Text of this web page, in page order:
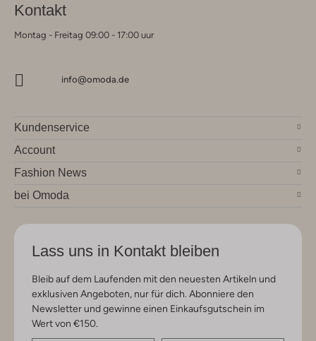
Kontakt
Montag - Freitag 09:00 - 17:00 uur
info@omoda.de
Kundenservice
Account
Fashion News
bei Omoda
Lass uns in Kontakt bleiben
Bleib auf dem Laufenden mit den neuesten Artikeln und
exklusiven Angeboten, nur für dich. Abonniere den
Newsletter und gewinne einen Einkaufsgutschein im
Wert von €150.